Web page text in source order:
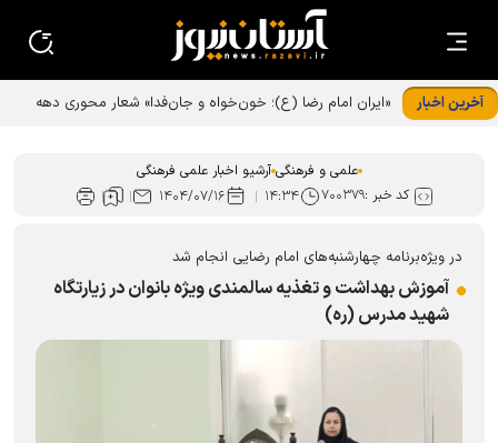
آخرین اخبار
«ایران امام رضا (ع)؛ خون‌خواه و جان‌فدا» شعار محوری دهه
علمی و فرهنگی آرشیو اخبار علمی فرهنگی
کد خبر :۷۰۰۳۷۹ ۱۴:۳۴ ۱۴۰۴/۰۷/۱۶
در ویژه‌برنامه چهارشنبه‌های امام رضایی انجام شد
آموزش بهداشت و تغذیه سالمندی ویژه بانوان در زیارتگاه
شهید مدرس (ره)